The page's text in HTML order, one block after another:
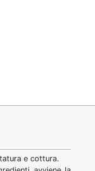
e cottura.